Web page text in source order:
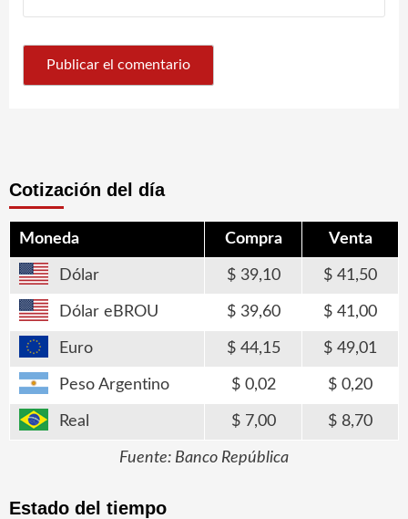
Cotización del día
Moneda Compra Venta
Dólar 39,10 41,50
Dólar eBROU 39,60 41,00
Euro 44,15 49,01
Peso Argentino 0,02 0,20
Real 7,00 8,70
Fuente: Banco República
Estado del tiempo